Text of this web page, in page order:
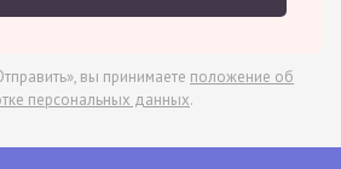
вы принимаете положение об
персональных данных.